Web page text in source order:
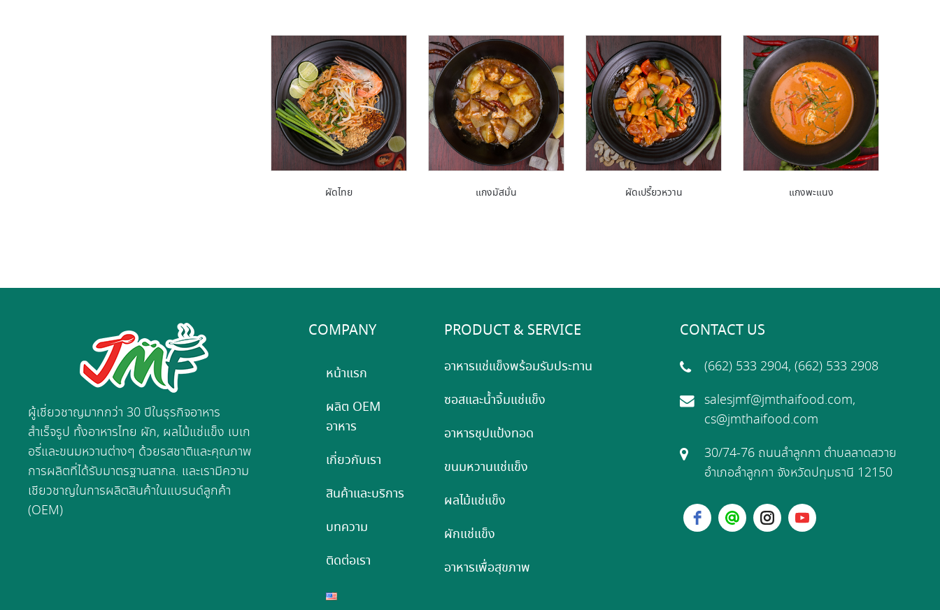
ผัดไทย แกงมัสมั่น ผัดเปรี้ยวหวาน แกงพะแนง
ผู้เชี่ยวชาญมากกว่า 30 ปีในธุรกิจอาหาร
สำเร็จรูป ทั้งอาหารไทย ผัก, ผลไม้แช่แข็ง เบเก
อรี่และขนมหวานต่างๆ ด้วยรสชาติและคุณภาพ
การผลิตที่ได้รับมาตรฐานสากล. และเรามีความ
เชียวชาญในการผลิตสินค้าในแบรนด์ลูกค้า
(OEM)
COMPANY
หน้าแรก
ผลิต OEM
อาหาร
เกี่ยวกับเรา
สินค้าและบริการ
บทความ
ติดต่อเรา
PRODUCT & SERVICE
อาหารแช่แข็งพร้อมรับประทาน
ซอสและน้ำจิ้มแช่แข็ง
อาหารชุปแป้งทอด
ขนมหวานแช่แข็ง
ผลไม้แช่แข็ง
ผักแช่แข็ง
อาหารเพื่อสุขภาพ
CONTACT US
(662) 533 2904, (662) 533 2908
salesjmf@jmthaifood.com,
cs@jmthaifood.com
30/74-76 ถนนลำลูกกา ตำบลลาดสวาย
อำเภอลำลูกกา จังหวัดปทุมธานี 12150